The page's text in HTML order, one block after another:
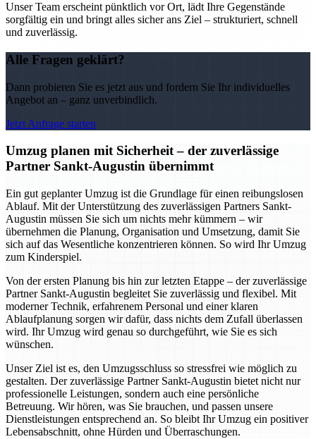
Unser Team erscheint pünktlich vor Ort, lädt Ihre Gegenstände
sorgfältig ein und bringt alles sicher ans Ziel – strukturiert, schnell
und zuverlässig.
Alle Fragen geklärt?
Dann probieren Sie es jetzt aus und fordern Sie Ihr individuelles
Angebot an – ganz unverbindlich.
Jetzt Anfrage starten
Umzug planen mit Sicherheit – der zuverlässige
Partner Sankt-Augustin übernimmt
Ein gut geplanter Umzug ist die Grundlage für einen reibungslosen
Ablauf. Mit der Unterstützung des zuverlässigen Partners Sankt-
Augustin müssen Sie sich um nichts mehr kümmern – wir
übernehmen die Planung, Organisation und Umsetzung, damit Sie
sich auf das Wesentliche konzentrieren können. So wird Ihr Umzug
zum Kinderspiel.
Von der ersten Planung bis hin zur letzten Etappe – der zuverlässige
Partner Sankt-Augustin begleitet Sie zuverlässig und flexibel. Mit
moderner Technik, erfahrenem Personal und einer klaren
Ablaufplanung sorgen wir dafür, dass nichts dem Zufall überlassen
wird. Ihr Umzug wird genau so durchgeführt, wie Sie es sich
wünschen.
Unser Ziel ist es, den Umzugsschluss so stressfrei wie möglich zu
gestalten. Der zuverlässige Partner Sankt-Augustin bietet nicht nur
professionelle Leistungen, sondern auch eine persönliche
Betreuung. Wir hören, was Sie brauchen, und passen unsere
Dienstleistungen entsprechend an. So bleibt Ihr Umzug ein positiver
Lebensabschnitt, ohne Hürden und Überraschungen.